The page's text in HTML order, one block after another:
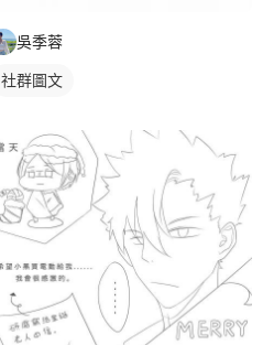
吳季蓉
社群圖文